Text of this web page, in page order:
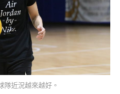
隊近況越來越好。